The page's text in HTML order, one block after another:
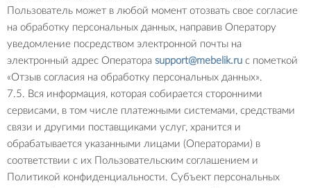
Пользователь может в любой момент отозвать свое согласие
на обработку персональных данных, направив Оператору
уведомление посредством электронной почты на
электронный адрес Оператора support@mebelik.ru с пометкой
«Отзыв согласия на обработку персональных данных».
7.5. Вся информация, которая собирается сторонними
сервисами, в том числе платежными системами, средствами
связи и другими поставщиками услуг, хранится и
обрабатывается указанными лицами (Операторами) в
соответствии с их Пользовательским соглашением и
Политикой конфиденциальности. Субъект персональных